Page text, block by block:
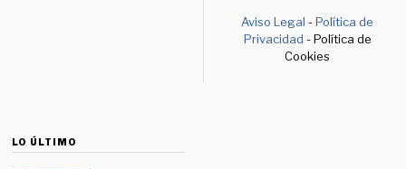
Aviso Legal -Política de
Privacidad - Política de
Cookies
LO ÚLTIMO